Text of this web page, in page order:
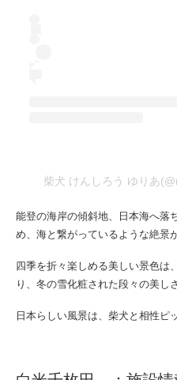
柴犬 けんしろう ゆりあ
能登の海岸の傾斜地、日本海へ落
め、海と繋がっているような絶景
四季を折々楽しめる美しい景色は
り、冬の雪化粧された段々の美し
日本らしい風景は、柴犬と相性ピ